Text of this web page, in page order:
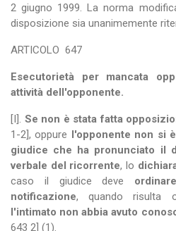
2 giugno 1999. La norma
disposizione sia unanimemente
ARTICOLO 647
Esecutorietà per mancata
attività dell'opponente.
[I]. Se non è stata fatta
1-2], oppure l'opponente non si
giudice che ha pronunciato il
verbale del ricorrente, lo
caso il giudice deve
notificazione, quando risulta
l'intimato non abbia avuto
643 2] (1).